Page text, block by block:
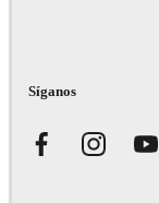
Síganos